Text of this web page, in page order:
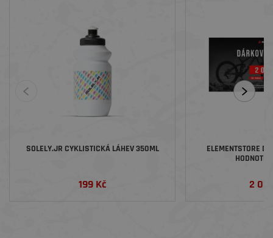
SOLELY.JR CYKLISTICKÁ LÁHEV 350ML
199 Kč
ELEMENTSTORE
2